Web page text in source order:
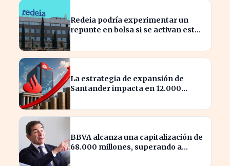
Redeia podría experimentar un
repunte en bolsa si se activan estos
La estrategia de expansión de
Santander impacta en 12.000
BBVA alcanza una capitalización de
68.000 millones, superando a